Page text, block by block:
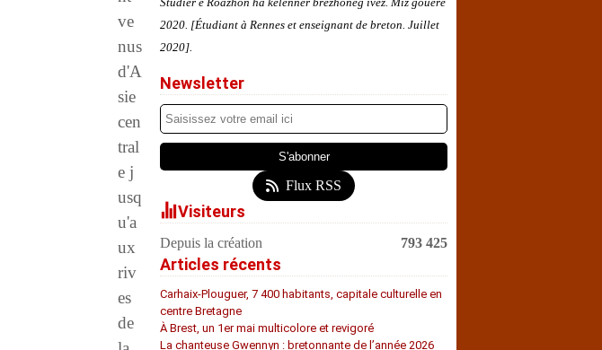
ve
nus
d'A
sie
cen
tral
e j
usq
u'a
ux
riv
es
de
2020. [Étudiant à Rennes et enseignant de breton. Juillet
2020].
Newsletter
Flux RSS
Visiteurs
Depuis la création 793 425
Articles récents
Carhaix-Plouguer, 7 400 habitants, capitale culturelle en
centre Bretagne
À Brest, un 1er mai multicolore et revigoré
La chanteuse Gwennyn : bretonnante de l’année 2026